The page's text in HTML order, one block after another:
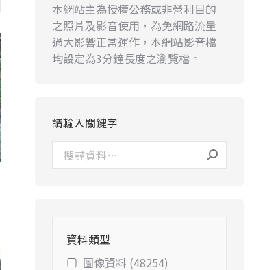
本網站主為授權公務或非營利目的
之照片及影音使用，為免網路流量
過大影響正常運作，本網站影音檔
均設定為3分鐘長度之瀏覽檔。
請輸入關鍵字
資料類型
圖像資料 (48254)